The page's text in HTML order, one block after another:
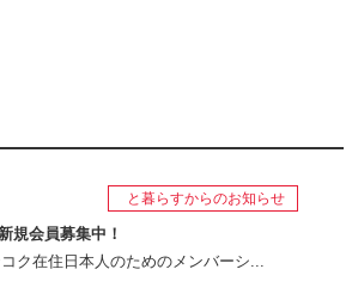
と暮らすからのお知らせ
規会員募集中！
ク在住日本人のためのメンバーシ...